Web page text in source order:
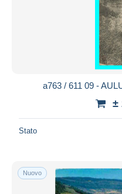
a763 / 611 09 -
±
Stato
Nuovo